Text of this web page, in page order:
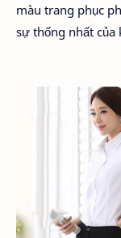
màu trang phục
sự thống nhất của